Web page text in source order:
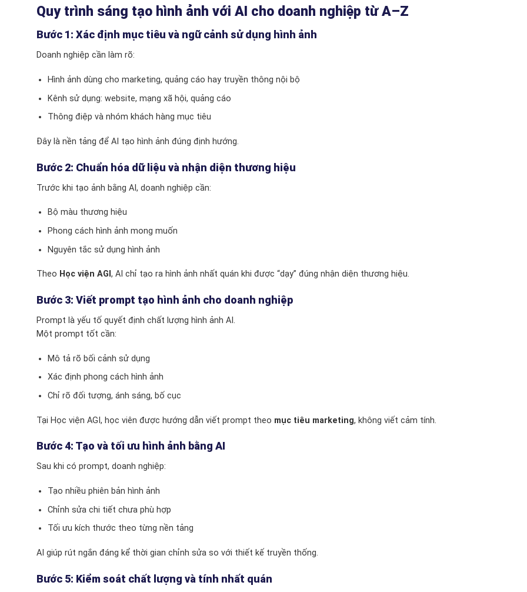
Quy trình sáng tạo hình ảnh với AI cho doanh nghiệp từ A–Z
Bước 1: Xác định mục tiêu và ngữ cảnh sử dụng hình ảnh
Doanh nghiệp cần làm rõ:
Hình ảnh dùng cho marketing, quảng cáo hay truyền thông nội bộ
Kênh sử dụng: website, mạng xã hội, quảng cáo
Thông điệp và nhóm khách hàng mục tiêu
Đây là nền tảng để AI tạo hình ảnh đúng định hướng.
Bước 2: Chuẩn hóa dữ liệu và nhận diện thương hiệu
Trước khi tạo ảnh bằng AI, doanh nghiệp cần:
Bộ màu thương hiệu
Phong cách hình ảnh mong muốn
Nguyên tắc sử dụng hình ảnh
Theo Học viện AGI , AI chỉ tạo ra hình ảnh nhất quán khi được “dạy” đúng nhận diện thương hiệu.
Bước 3: Viết prompt tạo hình ảnh cho doanh nghiệp
Prompt là yếu tố quyết định chất lượng hình ảnh AI.
Một prompt tốt cần:
Mô tả rõ bối cảnh sử dụng
Xác định phong cách hình ảnh
Chỉ rõ đối tượng, ánh sáng, bố cục
Tại Học viện AGI, học viên được hướng dẫn viết prompt theo mục tiêu marketing, không viết cảm tính.
Bước 4: Tạo và tối ưu hình ảnh bằng AI
Sau khi có prompt, doanh nghiệp:
Tạo nhiều phiên bản hình ảnh
Chỉnh sửa chi tiết chưa phù hợp
Tối ưu kích thước theo từng nền tảng
AI giúp rút ngắn đáng kể thời gian chỉnh sửa so với thiết kế truyền thống.
Bước 5: Kiểm soát chất lượng và tính nhất quán